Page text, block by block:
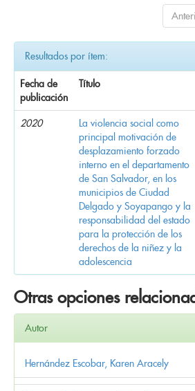
Resultados por ítem:
Fecha de
publicación
Título
2020
La violencia social como
principal motivación de
desplazamiento forzado
interno en el departamento
de San Salvador, en los
municipios de Ciudad
Delgado y Soyapango y la
responsabilidad del estado
para la protección de los
derechos de la niñez y la
adolescencia
Otras opciones
Autor
Hernández Escobar, Karen Aracely